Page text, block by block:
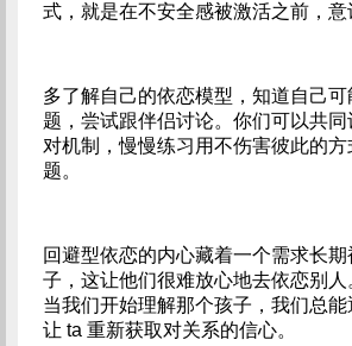
式，就是在不安全感被激活之前，意
多了解自己的依恋模型，知道自己
题，尝试跟伴侣讨论。你们可以共
对机制，慢慢练习用不伤害彼此的
题。
回避型依恋的内心藏着一个需求长
子，这让他们很难放心地去依恋别人
当我们开始理解那个孩子，我们总能
让 ta 重新获取对关系的信心。